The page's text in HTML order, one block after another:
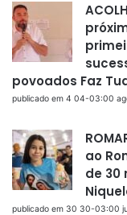
povoados Faz
publicado em 4 04-03:00
ao
de 30
publicado em 30 30-03:00